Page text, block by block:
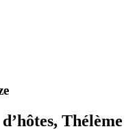
Thélème